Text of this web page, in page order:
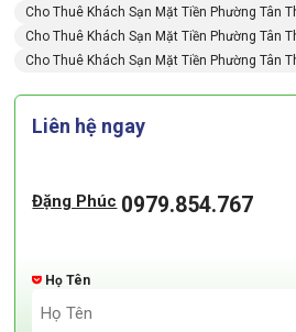
Cho Thuê Khách Sạn Mặt Tiền Phường Tân
Cho Thuê Khách Sạn Mặt Tiền Phường Tân
Cho Thuê Khách Sạn Mặt Tiền Phường Tân
Liên hệ ngay
Đặng Phúc 0979.854.767
Họ Tên